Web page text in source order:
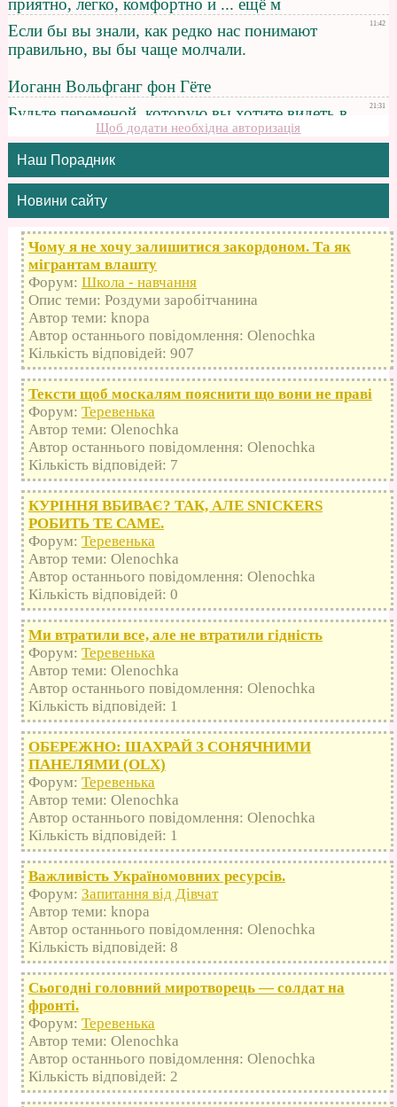
Щоб додати необхідна авторизація
Наш Порадник
Новини сайту
Чому я не хочу залишитися закордоном. Та як
мігрантам влашту
Форум: Школа - навчання
Опис теми: Роздуми заробітчанина
Автор теми: knopa
Автор останнього повідомлення: Olenochka
Кількість відповідей: 907
Тексти щоб москалям пояснити що вони не праві
Форум: Теревенька
Автор теми: Olenochka
Автор останнього повідомлення: Olenochka
Кількість відповідей: 7
КУРІННЯ ВБИВАЄ? ТАК, АЛЕ SNICKERS
РОБИТЬ ТЕ САМЕ.
Форум: Теревенька
Автор теми: Olenochka
Автор останнього повідомлення: Olenochka
Кількість відповідей: 0
Ми втратили все, але не втратили гідність
Форум: Теревенька
Автор теми: Olenochka
Автор останнього повідомлення: Olenochka
Кількість відповідей: 1
ОБЕРЕЖНО: ШАХРАЙ З СОНЯЧНИМИ
ПАНЕЛЯМИ (OLX)
Форум: Теревенька
Автор теми: Olenochka
Автор останнього повідомлення: Olenochka
Кількість відповідей: 1
Важливість Україномовних ресурсів.
Форум: Запитання від Дівчат
Автор теми: knopa
Автор останнього повідомлення: Olenochka
Кількість відповідей: 8
Сьогодні головний миротворець — солдат на
фронті.
Форум: Теревенька
Автор теми: Olenochka
Автор останнього повідомлення: Olenochka
Кількість відповідей: 2